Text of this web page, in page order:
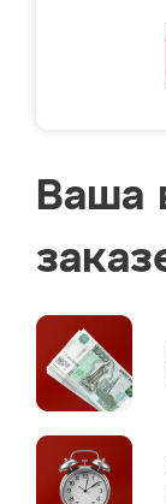
Ваша